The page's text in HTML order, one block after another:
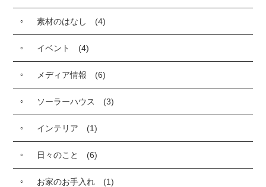
素材のはなし (4)
イベント (4)
メディア情報 (6)
ソーラーハウス (3)
インテリア (1)
日々のこと (6)
お家のお手入れ (1)